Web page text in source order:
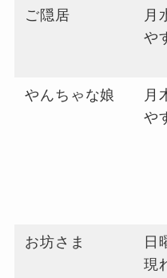
ご隠居
月
や
やんちゃな娘
月
や
お坊さま
日
現